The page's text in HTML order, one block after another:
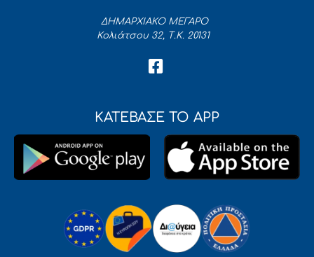
ΔΗΜΑΡΧΙΑΚΟ ΜΕΓΑΡΟ
Κολιάτσου 32, Τ.Κ. 20131
ΚΑΤΕΒΑΣΕ ΤΟ APP